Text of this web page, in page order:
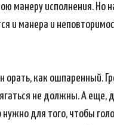
манеру исполнения. Но
и манера и
как ошпаренный.
не должны. А
для того, чтобы